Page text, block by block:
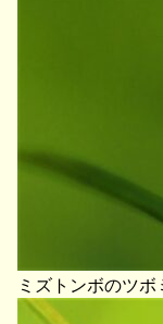
ミズトンボのツボ